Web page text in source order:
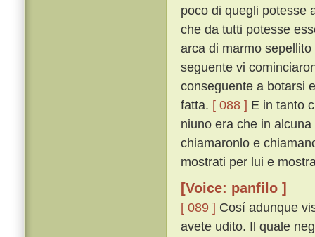
poco di quegli potesse
che da tutti potesse
arca di marmo
seguente vi
conseguente a botarsi
fatta. [ 088 ] E in tanto
niuno era che in
chiamaronlo e
mostrati per lui e
[Voice: panfilo ]
[ 089 ] Cosí adunque
avete udito. Il quale